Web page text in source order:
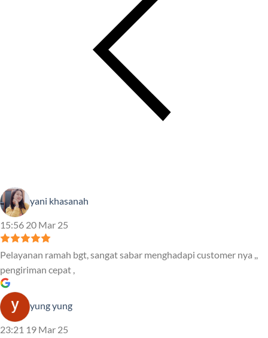
yani khasanah
15:56 20 Mar 25
Pelayanan ramah bgt, sangat sabar menghadapi customer nya ,,
pengiriman cepat ,
yung yung
23:21 19 Mar 25